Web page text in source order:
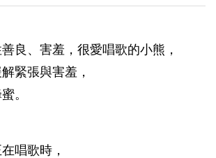
良、害羞，很愛唱歌的小熊，
緊張與害羞，
。
唱歌時，